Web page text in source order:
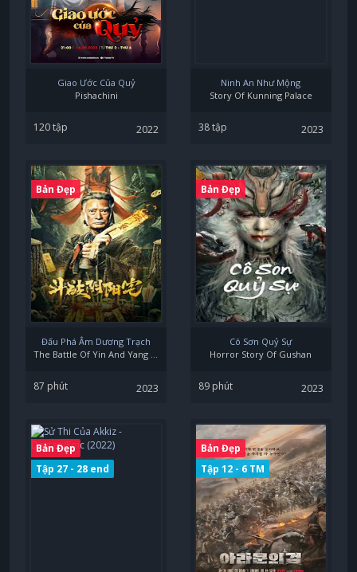
Giao Ước Của Quỷ
Pishachini
120 tập 2022
Ninh An Như Mộng
Story Of Kunning Palace
38 tập 2023
Bản Đẹp
Đấu Phá Âm Dương Trạch
The Battle Of Yin And Yang House
87 phút 2023
Bản Đẹp
Cô Sơn Quỷ Sự
Horror Story Of Gushan
89 phút 2023
Bản Đẹp
Tập 27 - 28 end
Bản Đẹp
Tập 12 - 6 TM